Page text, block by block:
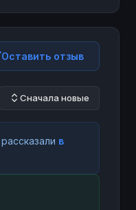
Оставить отзыв
Сначала новые
в